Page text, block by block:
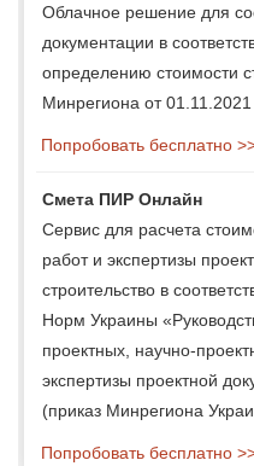
Облачное решение для
документации в
определению стоимости
Минрегиона от
Попробовать бесплатно
Смета ПИР Онлайн
Сервис для расчета
работ и экспертизы
строительство в
Норм Украины
проектных, научно-
экспертизы проектной
(приказ Минрегиона
Попробовать бесплатно